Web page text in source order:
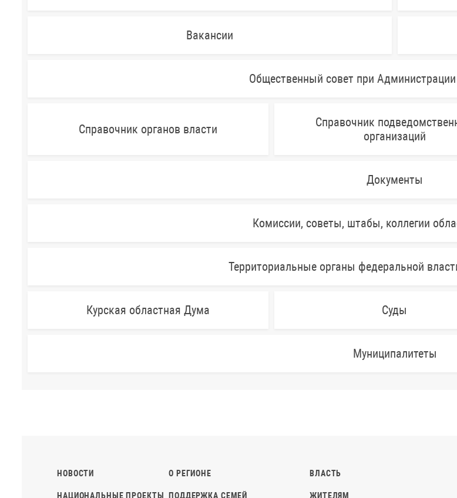
Вакансии
Общественный совет при Администрации
Справочник органов власти
Справочник
организаций
Документы
Комиссии, советы, штабы, коллегии
Территориальные органы федеральной
Курская областная Дума Суды
Муниципалитеты
НОВОСТИ О РЕГИОНЕ ВЛАСТЬ
НАЦИОНАЛЬНЫЕ ПРОЕКТЫ ПОДДЕРЖКА СЕМЕЙ ЖИТЕЛЯМ